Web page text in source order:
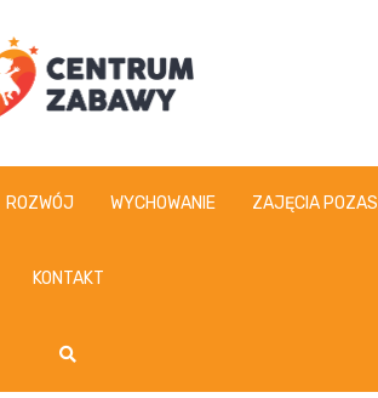
ROZWÓJ WYCHOWANIE ZAJĘCIA
KONTAKT